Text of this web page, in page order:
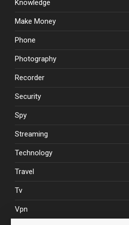
Knowledge
Make Money
Phone
Photography
Recorder
Security
Spy
Streaming
Technology
Travel
Tv
Vpn